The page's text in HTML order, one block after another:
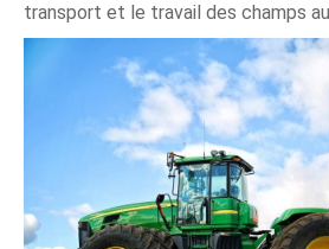
transport et le travail des champs